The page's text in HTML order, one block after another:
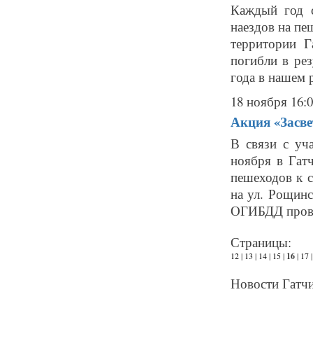
Каждый год
наездов на
территории
погибли в
года в нашем
18 ноября
Акция
В связи с
ноября в
пешеходов к
на ул.
ОГИБДД
Страницы:
12| 13 | 14| 15| 16| 17
Новости